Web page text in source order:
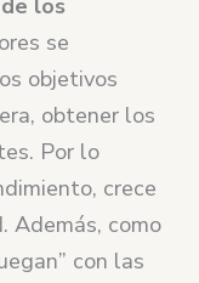
se
objetivos
obtener los
Por lo
crece
Además, como
con las